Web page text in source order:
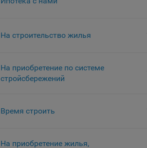
На строительство жилья
На приобретение по системе
стройсбережений
Время строить
На приобретение жилья,